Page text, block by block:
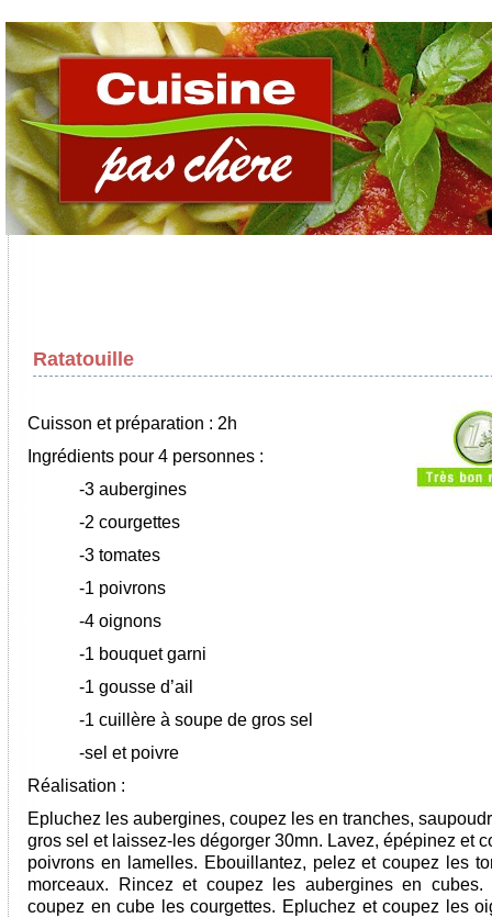
Ratatouille
Cuisson et préparation : 2h
Ingrédients pour 4 personnes :
-3 aubergines
-2 courgettes
-3 tomates
-1 poivrons
-4 oignons
-1 bouquet garni
-1 gousse d’ail
-1 cuillère à soupe de gros sel
-sel et poivre
Réalisation :
Epluchez les aubergines, coupez les en tranches,
gros sel et laissez-les dégorger 30mn. Lavez, épépinez et
poivrons en lamelles. Ebouillantez, pelez et coupez les
morceaux. Rincez et coupez les aubergines en cubes.
coupez en cube les courgettes. Epluchez et coupez les